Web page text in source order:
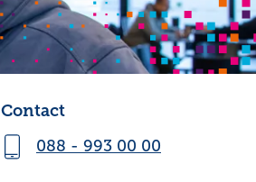
Contact
088 - 993 00 00